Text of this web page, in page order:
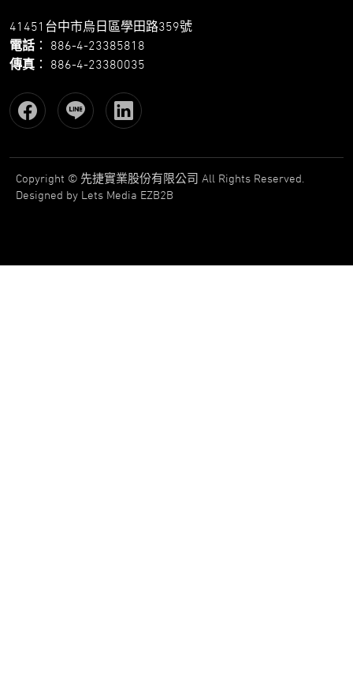
41451台中市烏日區學田路359號
電話 ： 886-4-23385818
傳真 ： 886-4-23380035
Copyright © 先捷實業股份有限公司 All Rights Reserved.
Designed by Lets Media EZB2B